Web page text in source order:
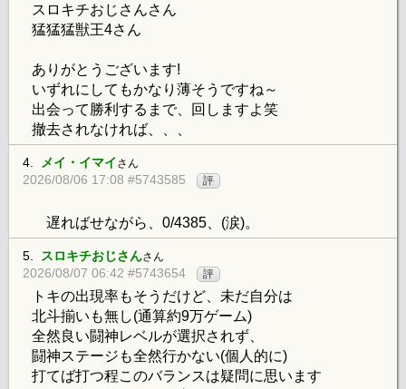
スロキチおじさんさん
猛猛猛獣王4さん
ありがとうございます!
いずれにしてもかなり薄そうですね～
出会って勝利するまで、回しますよ笑
撤去されなければ、、、
4. メイ・イマイ さん
2026/08/06 17:08 #5743585 評
遅ればせながら、0/4385、(涙)。
5. スロキチおじさんさん
2026/08/07 06:42 #5743654 評
トキの出現率もそうだけど、未だ自分は
北斗揃いも無し(通算約9万ゲーム)
全然良い闘神レベルが選択されず、
闘神ステージも全然行かない(個人的に)
打てば打つ程このバランスは疑問に思います